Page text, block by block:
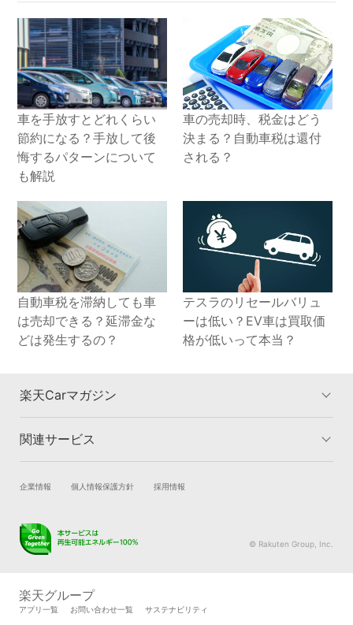
車を手放すとどれくらい
節約になる？手放して後
悔するパターンについて
も解説
車の売却時、税金はどう
決まる？自動車税は還付
される？
自動車税を滞納しても車
は売却できる？延滞金な
どは発生するの？
テスラのリセールバリュ
ーは低い？EV車は買取価
格が低いって本当？
楽天Carマガジン
楽天Carマガジントップ
洗車・コーティングのカテゴリー
タイヤ交換のカテゴリー
車購入のカテゴリー
関連サービス
試乗・商談
新車購入
キズ修理予約
メンテナンス管理
自動車カタログ
自動車保険
企業情報 個人情報保護方針 採用情報
© Rakuten Group, Inc.
楽天グループ
アプリ一覧 お問い合わせ一覧 サステナビリティ